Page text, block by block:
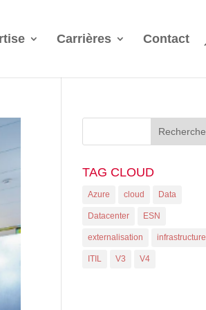
Carrières Contact
TAG CLOUD
Azure cloud Data
Datacenter ESN
externalisation infrastructure
ITIL V3 V4